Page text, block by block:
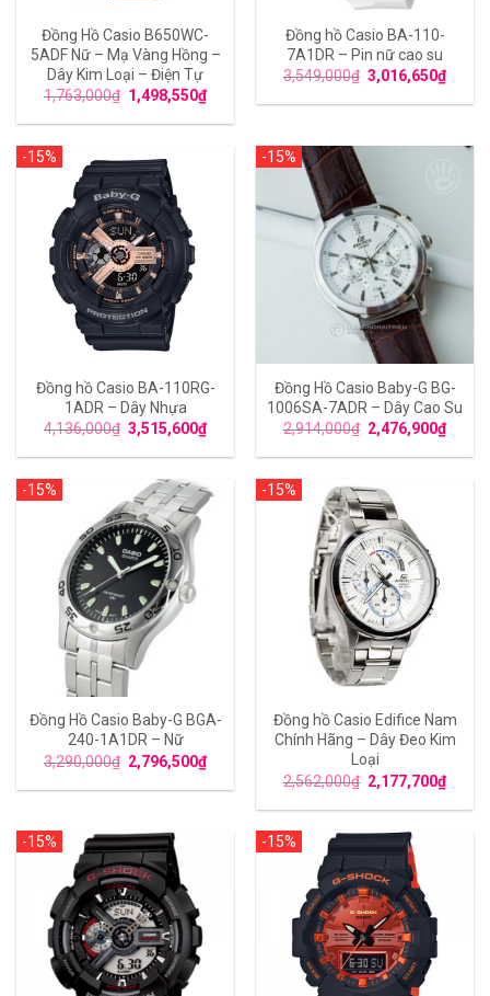
Đồng Hồ Casio B650WC-
5ADF Nữ – Mạ Vàng Hồng –
Dây Kim Loại – Điện Tự
1,763,000₫ 1,498,550₫
Đồng hồ Casio BA-110-
7A1DR – Pin nữ cao su
3,549,000₫ 3,016,650₫
-15%
Đồng hồ Casio BA-110RG-
1ADR – Dây Nhựa
4,136,000₫ 3,515,600₫
-15%
Đồng Hồ Casio Baby-G BG-
1006SA-7ADR – Dây Cao Su
2,914,000₫ 2,476,900₫
-15%
Đồng Hồ Casio Baby-G BGA-
240-1A1DR – Nữ
3,290,000₫ 2,796,500₫
-15%
Đồng hồ Casio Edifice Nam
Chính Hãng – Dây Đeo Kim
Loại
2,562,000₫ 2,177,700₫
-15% -15%